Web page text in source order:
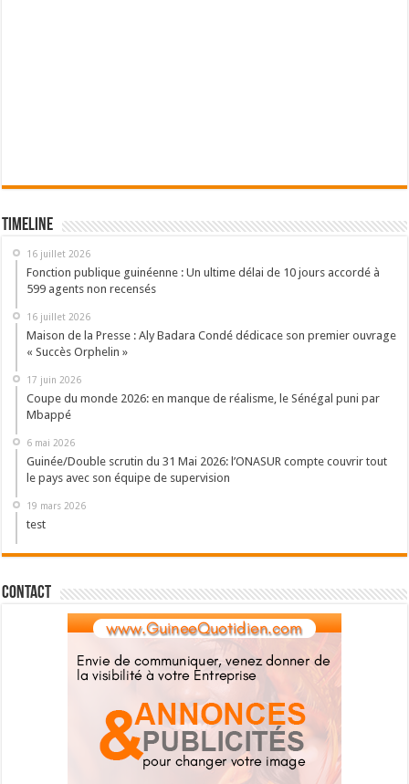
Timeline
16 juillet 2026
Fonction publique guinéenne : Un ultime délai de 10 jours accordé à
599 agents non recensés
16 juillet 2026
Maison de la Presse : Aly Badara Condé dédicace son premier ouvrage
« Succès Orphelin »
17 juin 2026
Coupe du monde 2026: en manque de réalisme, le Sénégal puni par
Mbappé
6 mai 2026
Guinée/Double scrutin du 31 Mai 2026: l’ONASUR compte couvrir tout
le pays avec son équipe de supervision
19 mars 2026
test
Contact